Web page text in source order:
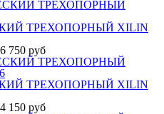
ТРЕХОПОРНЫЙ XILIN
750 руб
ТРЕХОПОРНЫЙ XILIN
150 руб